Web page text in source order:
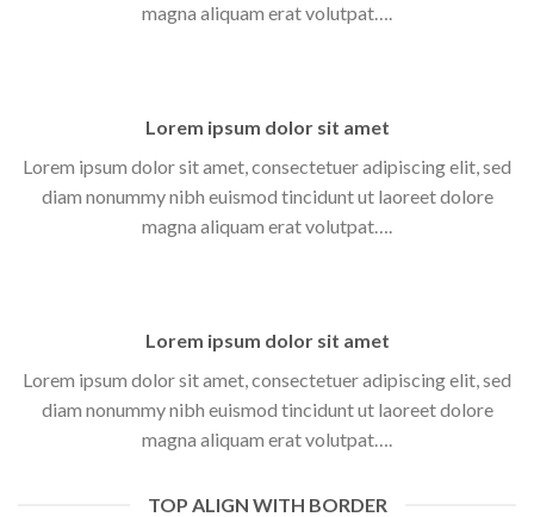
magna aliquam erat volutpat….
Lorem ipsum dolor sit amet
Lorem ipsum dolor sit amet, consectetuer adipiscing elit, sed
diam nonummy nibh euismod tincidunt ut laoreet dolore
magna aliquam erat volutpat….
Lorem ipsum dolor sit amet
Lorem ipsum dolor sit amet, consectetuer adipiscing elit, sed
diam nonummy nibh euismod tincidunt ut laoreet dolore
magna aliquam erat volutpat….
TOP ALIGN WITH BORDER